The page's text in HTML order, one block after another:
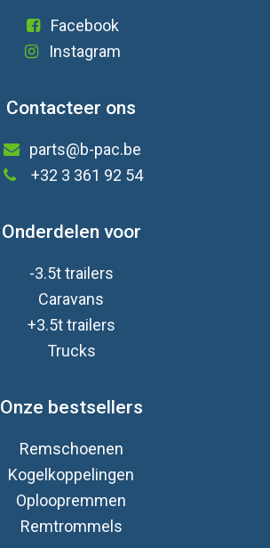
Facebook
Instagram
Contacteer ons
parts@b-pac.be
+32 3 361 92 54
Onderdelen voor
-3.5t trailers
Caravans
+3.5t trailers
Trucks
Onze bestsellers
Remschoenen
Kogelkoppelingen
Oploopremmen
Remtrommels